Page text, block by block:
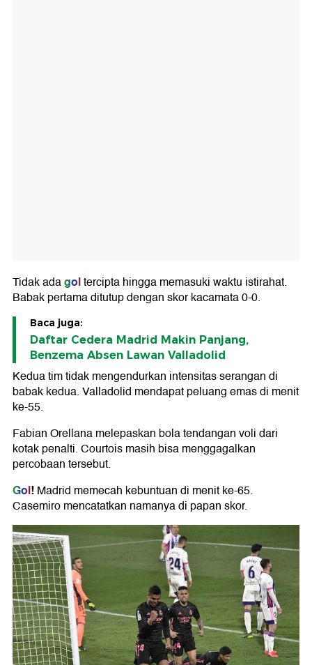
Tidak adagoltercipta hingga memasuki waktu istirahat.
Babak pertama ditutup dengan skor kacamata 0-0.
Baca juga:
Daftar Cedera Madrid Makin Panjang,
Benzema Absen Lawan Valladolid
Kedua tim tidak mengendurkan intensitas serangan di
babak kedua. Valladolid mendapat peluang emas di menit
ke-55.
Fabian Orellana melepaskan bola tendangan voli dari
kotak penalti. Courtois masih bisa menggagalkan
percobaan tersebut.
Gol!Madrid memecah kebuntuan di menit ke-65.
Casemiro mencatatkan namanya di papan skor.